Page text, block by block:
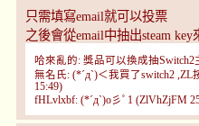
只需填寫email就可以投票
之後會從email中抽出steam key
哈來亂的: 獎品可以換成抽Switch2
無名氏: (*´д`)＜我買了switch2 ,ZL
15:49)
fHLvlxbf: (*´д`)o彡ﾟ1 (ZlVhZjFM